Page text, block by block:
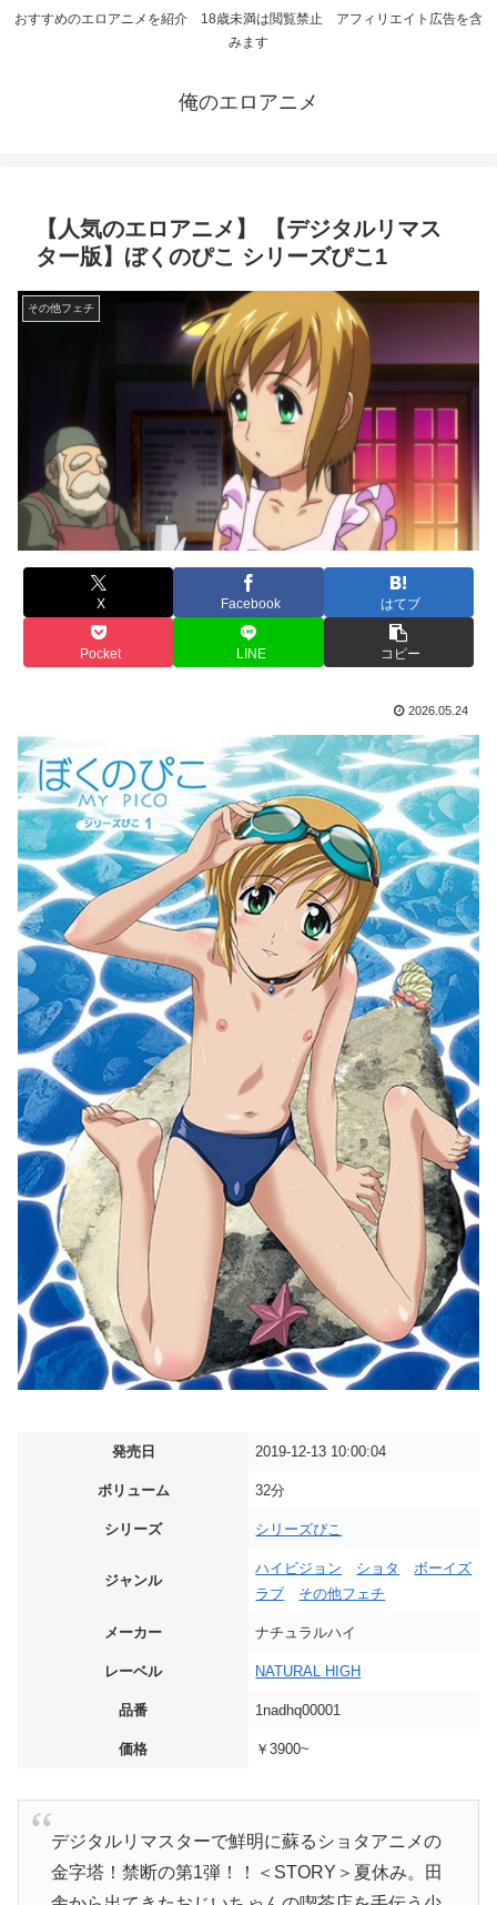
おすすめのエロアニメを紹介 18歳未満は閲覧禁止 アフィリエイト広告を含
みます
俺のエロアニメ
【人気のエロアニメ】 【デジタルリマス
ター版】ぼくのぴこ シリーズぴこ1
その他フェチ
X Facebook はてブ
Pocket LINE コピー
2026.05.24
発売日 2019-12-13 10:00:04
ボリューム 32分
シリーズ シリーズぴこ
ジャンル
ハイビジョン ショタ
ボーイズ
ラブ
その他フェチ
メーカー ナチュラルハイ
レーベル NATURAL HIGH
品番 1nadhq00001
価格 ￥3900~
デジタルリマスターで鮮明に蘇るショタアニメの
金字塔！禁断の第1弾！！＜STORY＞夏休み。田